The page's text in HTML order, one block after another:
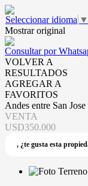
Seleccionar idioma ▼
Mostrar original
Consultar por
VOLVER A
RESULTADOS
AGREGAR A
FAVORITOS
Andes entre San
VENTA
USD350.000
, ¿te gusta esta